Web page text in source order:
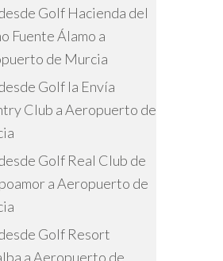
Golf Hacienda del
Fuente Álamo a
de Murcia
Golf la Envía
Club a Aeropuerto de
Golf Real Club de
a Aeropuerto de
Golf Resort
a Aeropuerto de